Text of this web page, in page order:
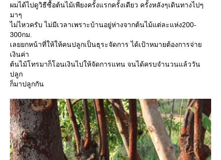
ผมได้ไปดูวิธีซื้อต้นไม้เพียงครั้งแรกครั้งเดียว ครั้งหลังๆเดินทางไปๆ
มาๆ
ไม่ไหวครับ ไม่มีเวลาเพราะบ้านอยู่ห่างจากต้นไม้แต่ละแห่ง200-
300กม.
เลยยกหน้าที่ให้ให้คนปลูกเป็นธุระจัดการ ได้เป้าหมายต้องการจ่า
เงินค่า
ต้นไม้โทรมาก็โอนเงินไปให้จัดการแทน จนได้ครบจำนวนแล้ววัน
ปลูก
ก็มาปลูกกัน